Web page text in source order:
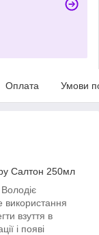
Оплата Умови
Салтон 250мл
використання
взуття в
і появі